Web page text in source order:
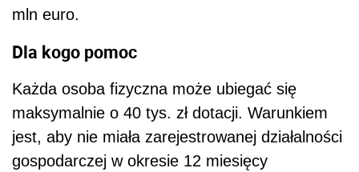
mln euro.
Dla kogo pomoc
Każda osoba fizyczna może ubiegać się
maksymalnie o 40 tys. zł dotacji. Warunkiem
jest, aby nie miała zarejestrowanej działalności
gospodarczej w okresie 12 miesięcy